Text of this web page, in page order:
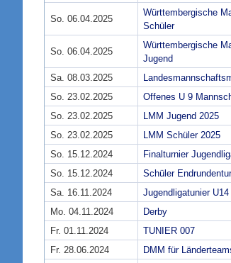
So. 06.04.2025
Württembergische
Schüler
So. 06.04.2025
Württembergische
Jugend
Sa. 08.03.2025
So. 23.02.2025
Offenes U 9
So. 23.02.2025
LMM Jugend 2025
So. 23.02.2025
LMM Schüler 2025
So. 15.12.2024
Finalturnier
So. 15.12.2024
Schüler
Sa. 16.11.2024
Jugendligatunier U14
Mo. 04.11.2024
Derby
Fr. 01.11.2024
TUNIER 007
Fr. 28.06.2024
DMM für